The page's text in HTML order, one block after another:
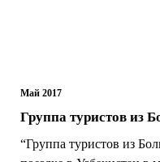
Май 2017
Группа туристов из
“Группа туристов из